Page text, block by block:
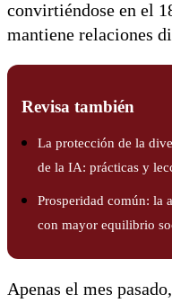
convirtiéndose en el
mantiene relaciones
Revisa también
La protección de la
de la IA: prácticas y
Prosperidad común: la
con mayor equilibrio
Apenas el mes